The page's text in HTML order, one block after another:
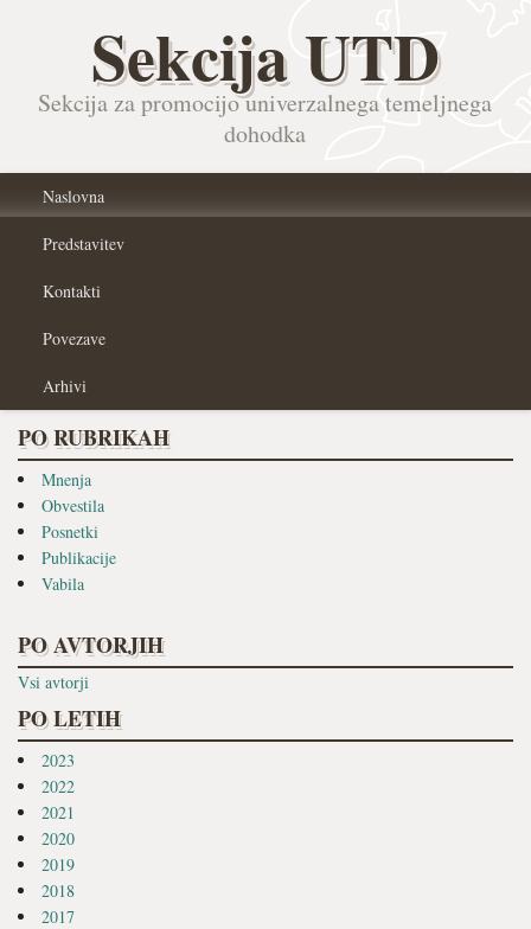
Sekcija UTD
Sekcija za promocijo univerzalnega temeljnega
dohodka
Naslovna
Predstavitev
Kontakti
Povezave
Arhivi
PO RUBRIKAH
Mnenja
Obvestila
Posnetki
Publikacije
Vabila
PO AVTORJIH
Vsi avtorji
PO LETIH
2023
2022
2021
2020
2019
2018
2017